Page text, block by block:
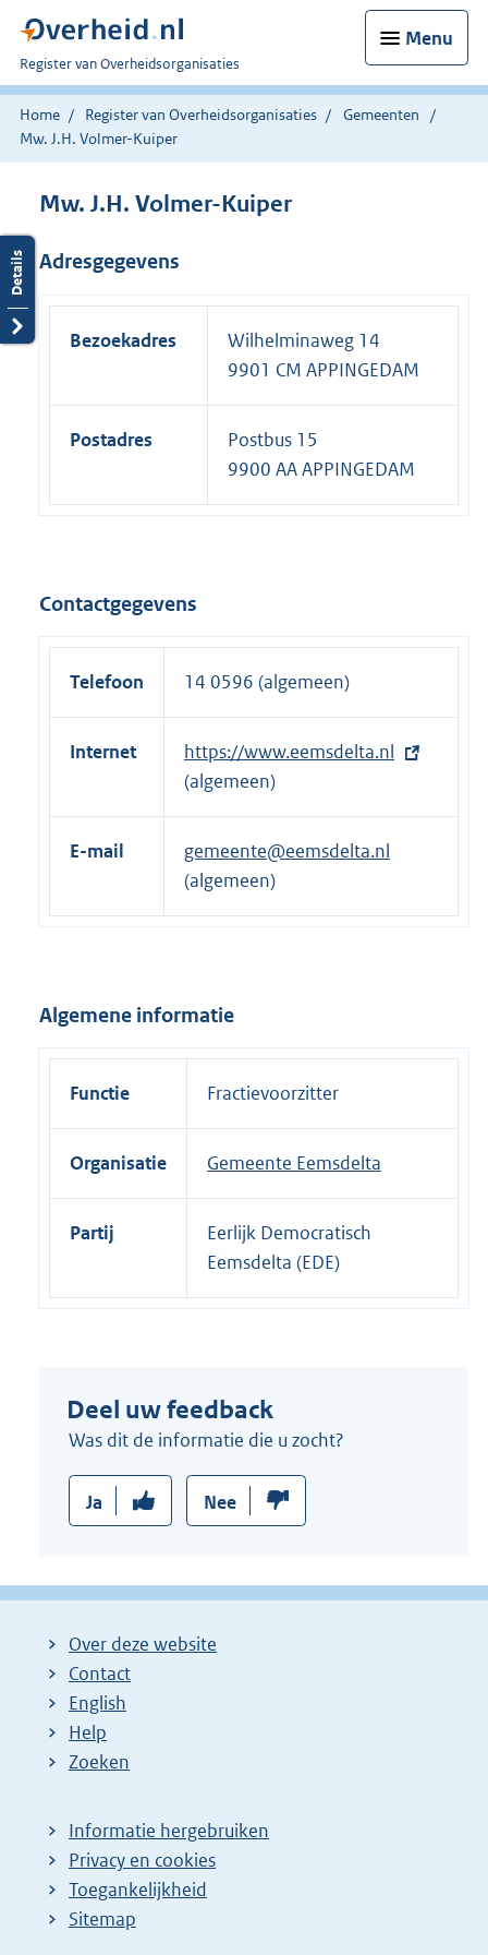
Menu
U
bent
nu
hier:
Register van Overheidsorganisaties
Home Register van Overheidsorganisaties
Gemeenten
Mw. J.H. Volmer-Kuiper
Mw. J.H. Volmer-Kuiper
Adresgegevens
Bezoekadres
Wilhelminaweg 14
9901 CM APPINGEDAM
Postadres
Postbus 15
9900 AA APPINGEDAM
Contactgegevens
Telefoon 14 0596 (algemeen)
Internet
E
x
t
r
e
n
k
https://www.eemsdelta.nl
(algemeen)
E-mail
gemeente@eemsdelta.nl
(algemeen)
Algemene informatie
Functie Fractievoorzitter
Organisatie Gemeente Eemsdelta
Partij
Eerlijk Democratisch
Eemsdelta (EDE)
Deel uw feedback
Was dit de informatie die u zocht?
Ja Nee
Over deze website
Contact
English
Help
Zoeken
Informatie hergebruiken
Privacy en cookies
Toegankelijkheid
Sitemap